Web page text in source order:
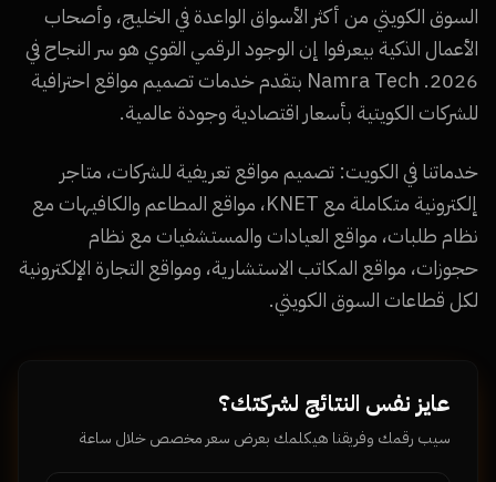
السوق الكويتي من أكثر الأسواق الواعدة في الخليج، وأصحاب
الأعمال الذكية بيعرفوا إن الوجود الرقمي القوي هو سر النجاح في
2026. Namra Tech بتقدم خدمات تصميم مواقع احترافية
للشركات الكويتية بأسعار اقتصادية وجودة عالمية.
خدماتنا في الكويت: تصميم مواقع تعريفية للشركات، متاجر
إلكترونية متكاملة مع KNET، مواقع المطاعم والكافيهات مع
نظام طلبات، مواقع العيادات والمستشفيات مع نظام
حجوزات، مواقع المكاتب الاستشارية، ومواقع التجارة الإلكترونية
لكل قطاعات السوق الكويتي.
عايز نفس النتائج لشركتك؟
سيب رقمك وفريقنا هيكلمك بعرض سعر مخصص خلال ساعة